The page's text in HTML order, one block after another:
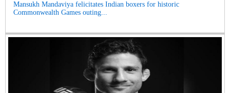
Mansukh Mandaviya felicitates Indian boxers for historic
Commonwealth Games outing...